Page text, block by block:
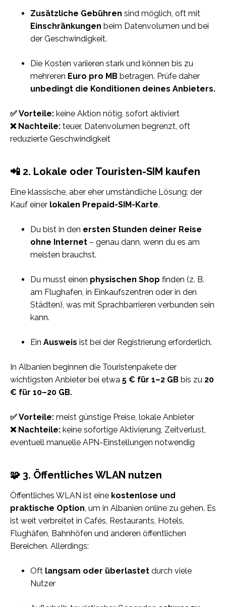
Zusätzliche Gebühren sind möglich, oft mit
Einschränkungen beim Datenvolumen und bei
der Geschwindigkeit.
Die Kosten variieren stark und können bis zu
mehreren Euro pro MB betragen. Prüfe daher
unbedingt die Konditionen deines Anbieters.
✅ Vorteile: keine Aktion nötig, sofort aktiviert
❌ Nachteile: teuer, Datenvolumen begrenzt, oft
reduzierte Geschwindigkeit
📲 2. Lokale oder Touristen-SIM kaufen
Eine klassische, aber eher umständliche Lösung: der
Kauf einer lokalen Prepaid-SIM-Karte.
Du bist in den ersten Stunden deiner Reise
ohne Internet – genau dann, wenn du es am
meisten brauchst.
Du musst einen physischen Shop finden (z. B.
am Flughafen, in Einkaufszentren oder in den
Städten), was mit Sprachbarrieren verbunden sein
kann.
Ein Ausweis ist bei der Registrierung erforderlich.
In Albanien beginnen die Touristenpakete der
wichtigsten Anbieter bei etwa 5 € für 1–2 GB bis zu 20
€ für 10–20 GB.
✅ Vorteile: meist günstige Preise, lokale Anbieter
❌ Nachteile: keine sofortige Aktivierung, Zeitverlust,
eventuell manuelle APN-Einstellungen notwendig
🧩 3. Öffentliches WLAN nutzen
Öffentliches WLAN ist eine kostenlose und
praktische Option, um in Albanien online zu gehen. Es
ist weit verbreitet in Cafés, Restaurants, Hotels,
Flughäfen, Bahnhöfen und anderen öffentlichen
Bereichen. Allerdings:
Oft langsam oder überlastet durch viele
Nutzer